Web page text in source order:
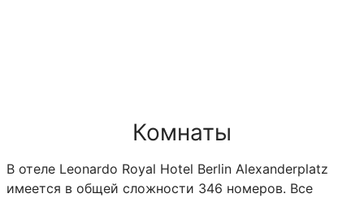
Комнаты
В отеле Leonardo Royal Hotel Berlin Alexanderplatz
имеется в общей сложности 346 номеров. Все